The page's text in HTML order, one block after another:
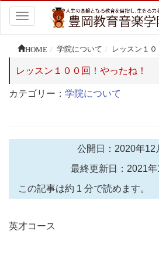
Toggle
navigation
HOME 学院について レッスン１０
レッスン１００回！やったね！
カテゴリー： 学院について
公開日：2020年12
最終更新日：2021年
この記事は約 1 分で読めます。
英才コース